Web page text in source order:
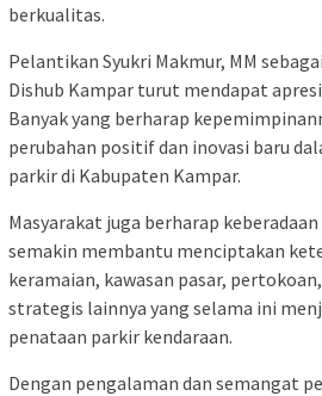
berkualitas.
Pelantikan Syukri Makmur, MM
Dishub Kampar turut mendapat
Banyak yang berharap
perubahan positif dan inovasi baru
parkir di Kabupaten Kampar.
Masyarakat juga berharap
semakin membantu menciptakan
keramaian, kawasan pasar,
strategis lainnya yang selama ini
penataan parkir kendaraan.
Dengan pengalaman dan semangat